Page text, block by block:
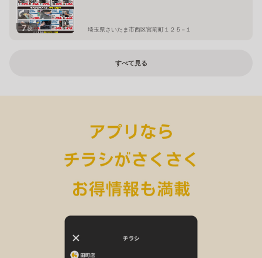
7枚 埼玉県さいたま市西区宮前町１２５−１
すべて見る